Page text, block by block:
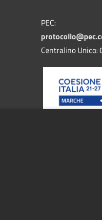
PEC:
Centralino Unico:
Progetto
nel territorio